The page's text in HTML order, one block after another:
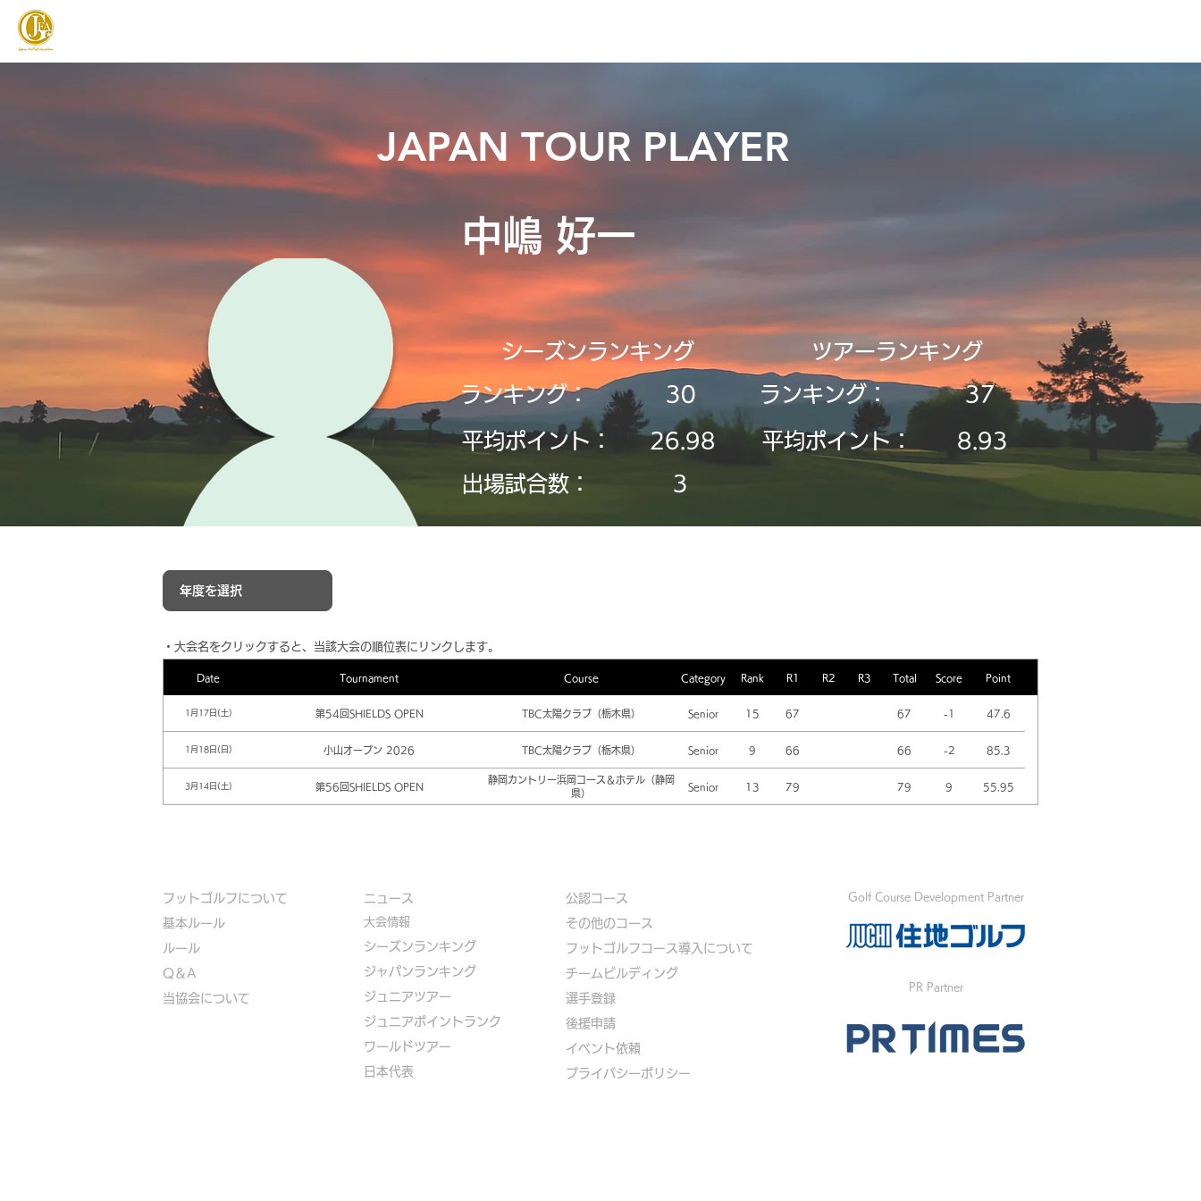
JAPAN TOUR PLAYER
中嶋 好一
シーズンランキング
ランキング：
30
平均ポイント：
​出場試合数：
26.98
3
​ツアーランキング
ランキング：
37
平均ポイント： 8.93
​・大会名をクリックすると、当該大会の順位表にリンクします。
Date Tournament Course Category Rank R1 R2 R3 Total Score Point
1月17日(土) 第54回SHIELDS OPEN TBC太陽クラブ（栃木県） Senior 15 67 67 -1 47.6
1月18日(日) 小山オープン 2026 TBC太陽クラブ（栃木県） Senior 9 66 66 -2 85.3
3月14日(土) 第56回SHIELDS OPEN
静岡カントリー浜岡コース＆ホテル（静岡
県）
Senior 13 79 79 9 55.95
フットゴルフについて
基本ルール
ルール
Q＆A
​当協会について
​ニュース
大会情報
シーズンランキング
ジャパンランキング
ジュニアツアー
ジュニアポイントランク
​ワールドツアー
​​日本代表
公認コース
​その他のコース
​ フットゴルフコース導入について
​チームビルディング
選手登録​
​後援申請
​イベント依頼
プライバシーポリシー
Golf Course Development Partner
PR Partner